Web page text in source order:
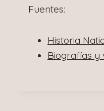
Fuentes:
Historia
Biografías y